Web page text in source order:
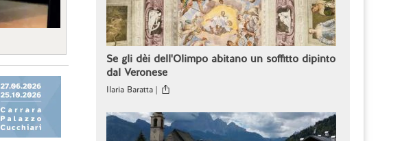
Se gli dèi dell'Olimpo abitano un soffitto dipinto
dal Veronese
Ilaria Baratta |